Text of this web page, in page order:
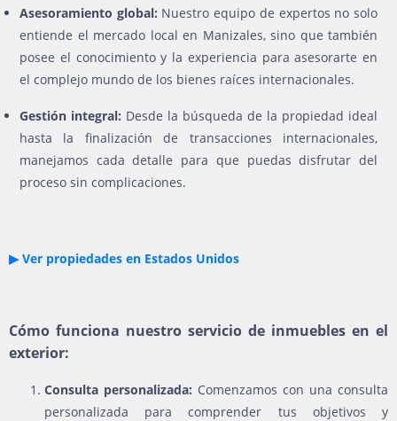
Asesoramiento global: Nuestro equipo de expertos no solo
entiende el mercado local en Manizales, sino que también
posee el conocimiento y la experiencia para asesorarte en
el complejo mundo de los bienes raíces internacionales.
Gestión integral: Desde la búsqueda de la propiedad ideal
hasta la finalización de transacciones internacionales,
manejamos cada detalle para que puedas disfrutar del
proceso sin complicaciones.
▶ Ver propiedades en Estados Unidos
Cómo funciona nuestro servicio de inmuebles en el
exterior:
Consulta personalizada: Comenzamos con una consulta
personalizada para comprender tus objetivos y